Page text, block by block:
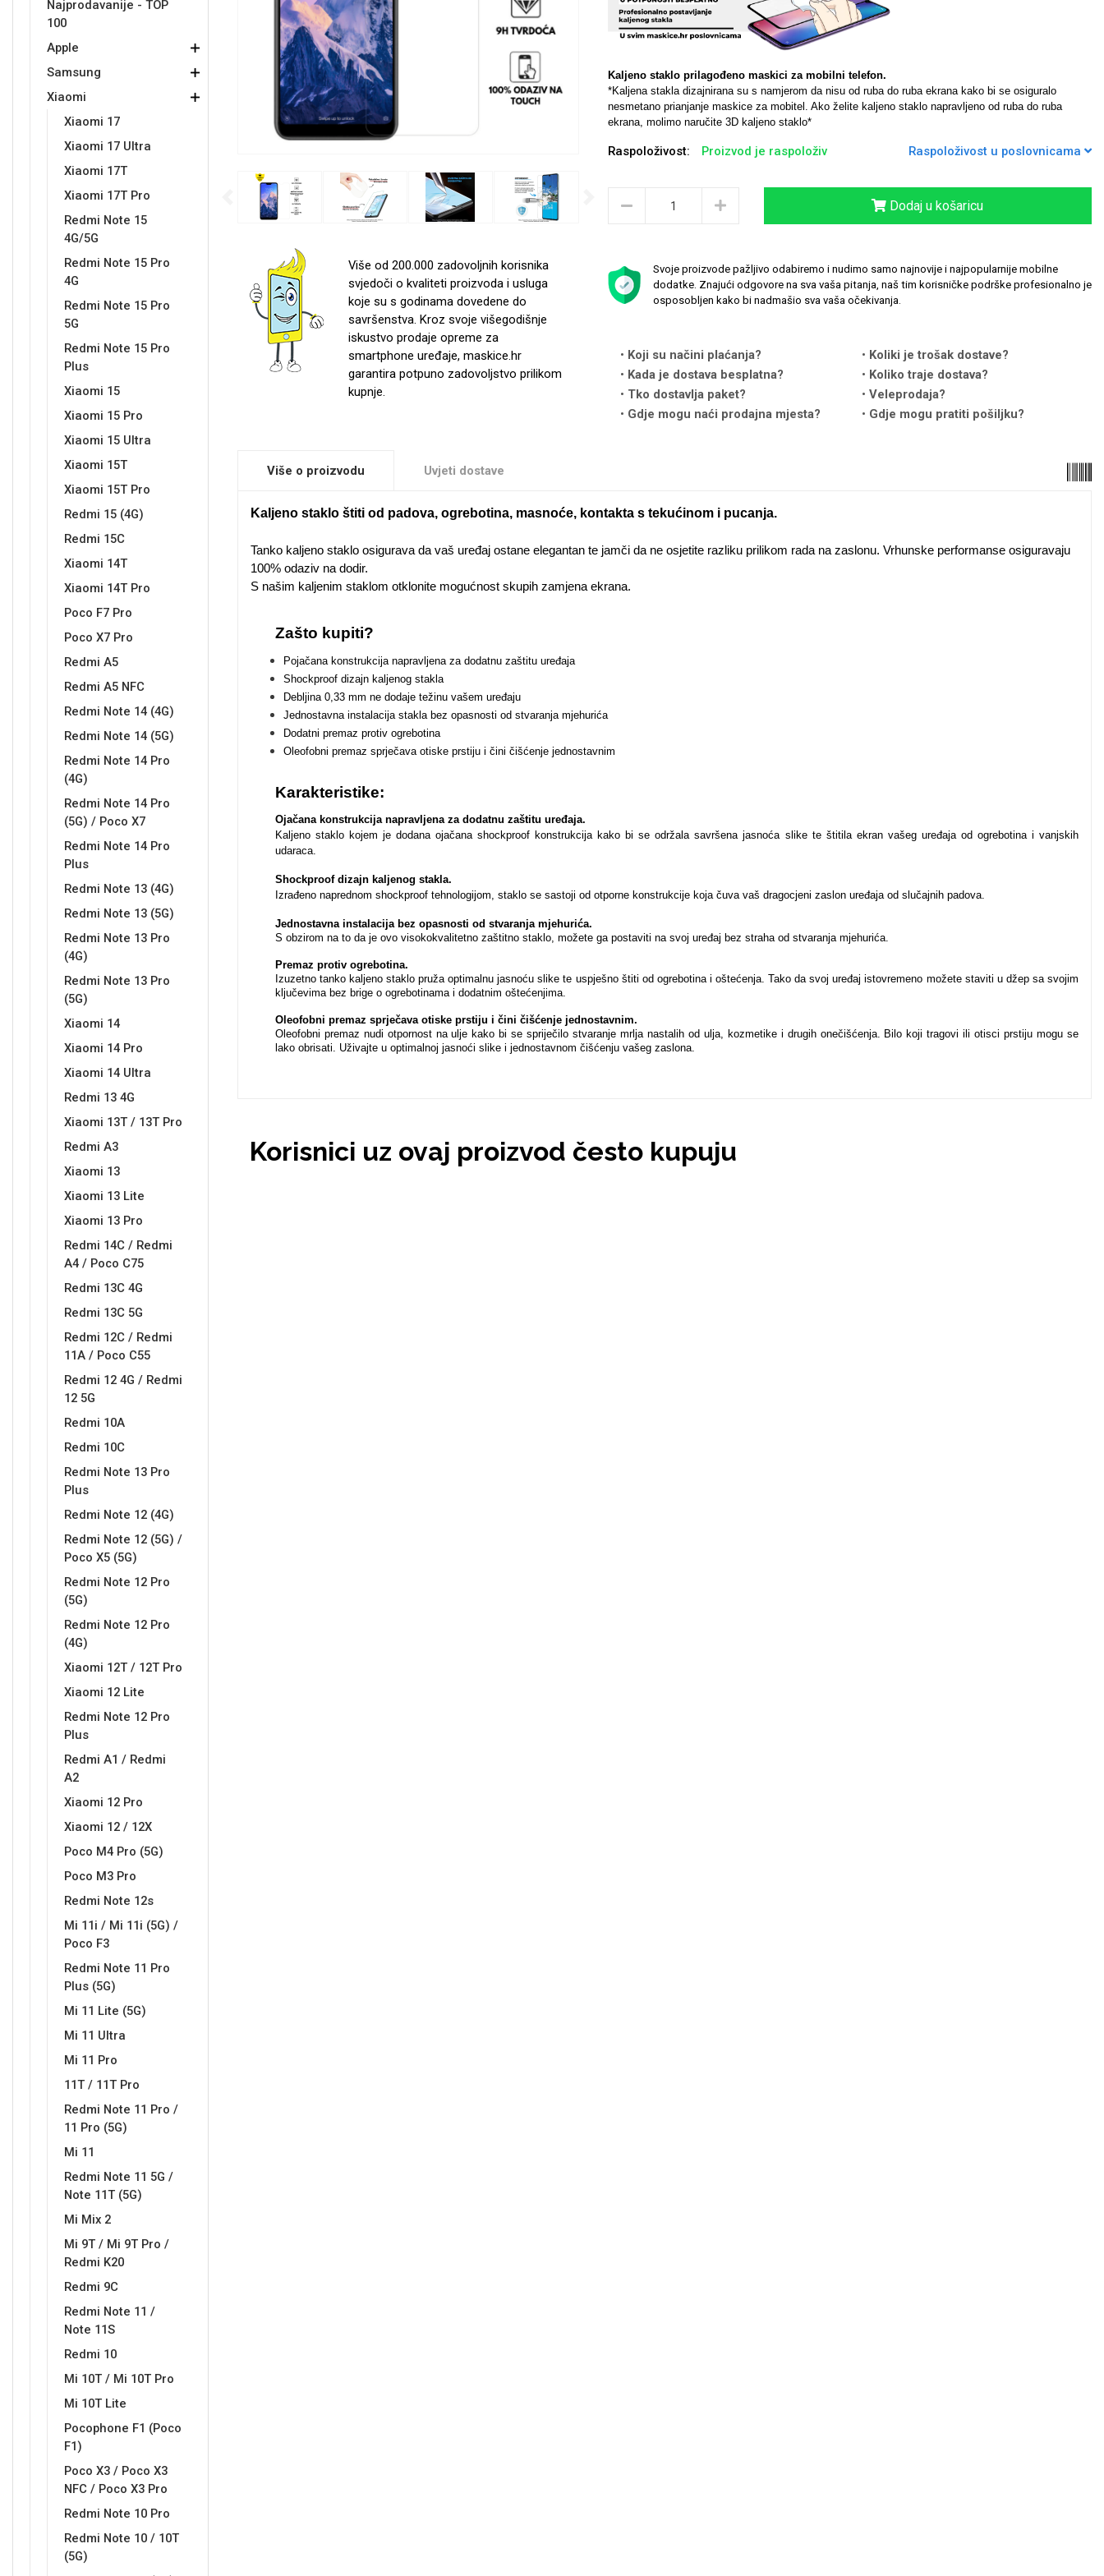
Najprodavanije - TOP
100
Apple
Samsung
Xiaomi
Xiaomi 17
Xiaomi 17 Ultra
Xiaomi 17T
Xiaomi 17T Pro
Redmi Note 15
4G/5G
Redmi Note 15 Pro
4G
Redmi Note 15 Pro
5G
Redmi Note 15 Pro
Plus
Xiaomi 15
Xiaomi 15 Pro
Xiaomi 15 Ultra
Xiaomi 15T
Xiaomi 15T Pro
Redmi 15 (4G)
Redmi 15C
Xiaomi 14T
Xiaomi 14T Pro
Poco F7 Pro
Poco X7 Pro
Redmi A5
Redmi A5 NFC
Redmi Note 14 (4G)
Redmi Note 14 (5G)
Redmi Note 14 Pro
(4G)
Redmi Note 14 Pro
(5G) / Poco X7
Redmi Note 14 Pro
Plus
Redmi Note 13 (4G)
Redmi Note 13 (5G)
Redmi Note 13 Pro
(4G)
Redmi Note 13 Pro
(5G)
Xiaomi 14
Xiaomi 14 Pro
Xiaomi 14 Ultra
Redmi 13 4G
Xiaomi 13T / 13T Pro
Redmi A3
Xiaomi 13
Xiaomi 13 Lite
Xiaomi 13 Pro
Redmi 14C / Redmi
A4 / Poco C75
Redmi 13C 4G
Redmi 13C 5G
Redmi 12C / Redmi
11A / Poco C55
Redmi 12 4G / Redmi
12 5G
Redmi 10A
Redmi 10C
Redmi Note 13 Pro
Plus
Redmi Note 12 (4G)
Redmi Note 12 (5G) /
Poco X5 (5G)
Redmi Note 12 Pro
(5G)
Redmi Note 12 Pro
(4G)
Xiaomi 12T / 12T Pro
Xiaomi 12 Lite
Redmi Note 12 Pro
Plus
Redmi A1 / Redmi
A2
Xiaomi 12 Pro
Xiaomi 12 / 12X
Poco M4 Pro (5G)
Poco M3 Pro
Redmi Note 12s
Mi 11i / Mi 11i (5G) /
Poco F3
Redmi Note 11 Pro
Plus (5G)
Mi 11 Lite (5G)
Mi 11 Ultra
Mi 11 Pro
11T / 11T Pro
Redmi Note 11 Pro /
11 Pro (5G)
Mi 11
Redmi Note 11 5G /
Note 11T (5G)
Mi Mix 2
Mi 9T / Mi 9T Pro /
Redmi K20
Redmi 9C
Redmi Note 11 /
Note 11S
Redmi 10
Mi 10T / Mi 10T Pro
Mi 10T Lite
Pocophone F1 (Poco
F1)
Poco X3 / Poco X3
NFC / Poco X3 Pro
Redmi Note 10 Pro
Redmi Note 10 / 10T
(5G)
Previous
Više od 200.000 zadovoljnih korisnika
svjedoči o kvaliteti proizvoda i usluga
koje su s godinama dovedene do
savršenstva. Kroz svoje višegodišnje
iskustvo prodaje opreme za
smartphone uređaje, maskice.hr
garantira potpuno zadovoljstvo prilikom
kupnje.
Kaljeno staklo prilagođeno maskici za mobilni telefon.
*Kaljena stakla dizajnirana su s namjerom da nisu od ruba do ruba ekrana kako bi se osiguralo
nesmetano prianjanje maskice za mobitel. Ako želite kaljeno staklo napravljeno od ruba do ruba
ekrana, molimo naručite 3D kaljeno staklo*
Raspoloživost: Proizvod je raspoloživ Raspoloživost u poslovnicama
Dodaj u košaricu
Svoje proizvode pažljivo odabiremo i nudimo samo najnovije i najpopularnije mobilne
dodatke. Znajući odgovore na sva vaša pitanja, naš tim korisničke podrške profesionalno je
osposobljen kako bi nadmašio sva vaša očekivanja.
Koji su načini plaćanja?
Koliki je trošak dostave?
Kada je dostava besplatna?
Koliko traje dostava?
Tko dostavlja paket?
Veleprodaja?
Gdje mogu naći prodajna mjesta?
Gdje mogu pratiti pošiljku?
Više o proizvodu Uvjeti dostave
Kaljeno staklo štiti od padova, ogrebotina, masnoće, kontakta s tekućinom i pucanja.
Tanko kaljeno staklo osigurava da vaš uređaj ostane elegantan te jamči da ne osjetite razliku prilikom rada na zaslonu. Vrhunske performanse osiguravaju
100% odaziv na dodir.
S našim kaljenim staklom otklonite mogućnost skupih zamjena ekrana.
Zašto kupiti?
Pojačana konstrukcija napravljena za dodatnu zaštitu uređaja
Shockproof dizajn kaljenog stakla
Debljina 0,33 mm ne dodaje težinu vašem uređaju
Jednostavna instalacija stakla bez opasnosti od stvaranja mjehurića
Dodatni premaz protiv ogrebotina
Oleofobni premaz sprječava otiske prstiju i čini čišćenje jednostavnim
Karakteristike:
Ojačana konstrukcija napravljena za dodatnu zaštitu uređaja.
Kaljeno staklo kojem je dodana ojačana shockproof konstrukcija kako bi se održala savršena jasnoća slike te štitila ekran vašeg uređaja od ogrebotina i vanjskih
udaraca.
Shockproof dizajn kaljenog stakla.
Izrađeno naprednom shockproof tehnologijom, staklo se sastoji od otporne konstrukcije koja čuva vaš dragocjeni zaslon uređaja od slučajnih padova.
Jednostavna instalacija bez opasnosti od stvaranja mjehurića.
S obzirom na to da je ovo visokokvalitetno zaštitno staklo, možete ga postaviti na svoj uređaj bez straha od stvaranja mjehurića.
Premaz protiv ogrebotina.
Izuzetno tanko kaljeno staklo pruža optimalnu jasnoću slike te uspješno štiti od ogrebotina i oštećenja. Tako da svoj uređaj istovremeno možete staviti u džep sa svojim
ključevima bez brige o ogrebotinama i dodatnim oštećenjima.
Oleofobni premaz sprječava otiske prstiju i čini čišćenje jednostavnim.
Oleofobni premaz nudi otpornost na ulje kako bi se spriječilo stvaranje mrlja nastalih od ulja, kozmetike i drugih onečišćenja. Bilo koji tragovi ili otisci prstiju mogu se
lako obrisati. Uživajte u optimalnoj jasnoći slike i jednostavnom čišćenju vašeg zaslona.
Korisnici uz ovaj proizvod često kupuju
Babe Šaljivi motivi
Croatos Najprodavanije - TOP 100
Gym Unicorn kolekcija
Sleng
Životinjsko carstvo Takeoff
Valentinovo
Love motivi I Need Some Space
Quotes Collection Cirkus
Zodiac
Doodles
Monogrami
Za njega
Svijet životinja
Mandale / Cvjetni motivi
MarbleMania
Crtani filmovi
Obiteljski motivi
Samsung Xiaomi
Punjači za mobitel Spigen maskice
Univerzalno kaljeno staklo
Univerzalne futrole i
maskice
Samsung Huawei
Sony LCD Tablet
Držači za romobil Držači za ruku
Ostali držači
USB kablovi HDMI kabel
AUX kablovi Adapteri za mobitel
FM Transmitteri HI-FI linije